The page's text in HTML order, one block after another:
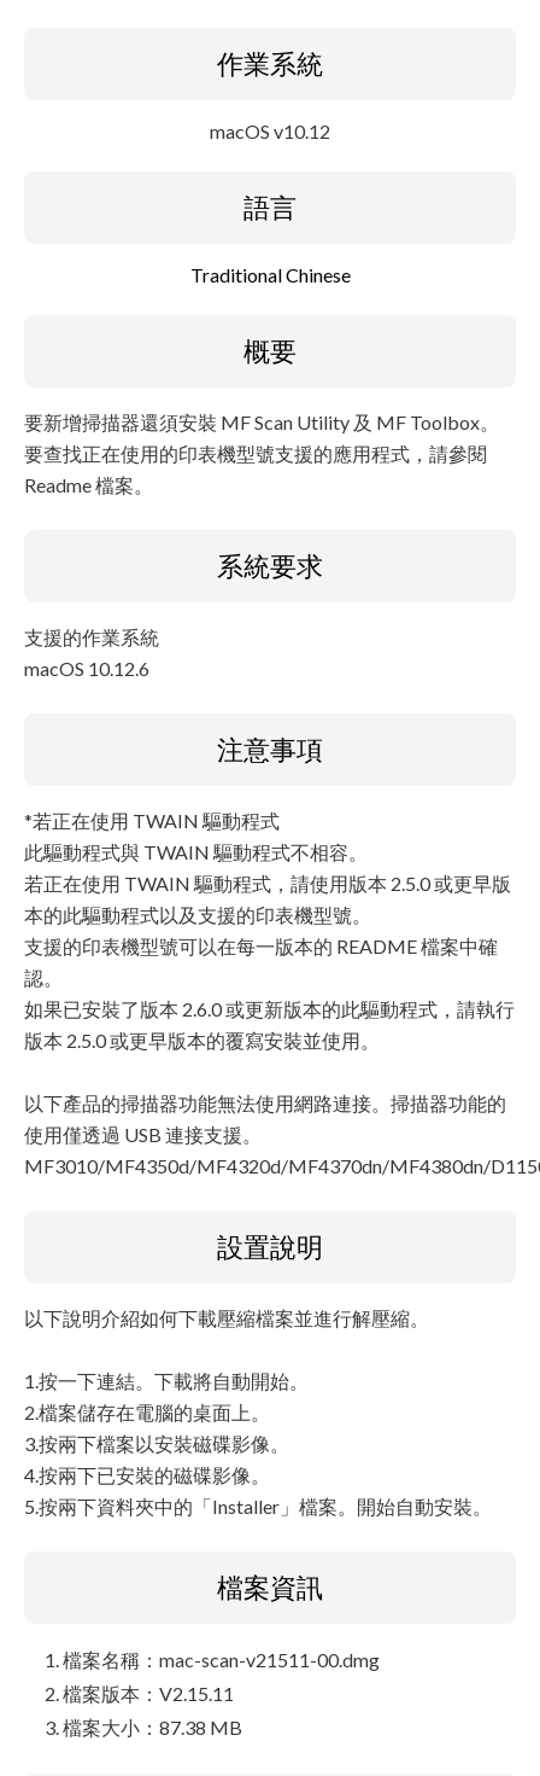
作業系統
macOS v10.12
語言
Traditional Chinese
概要
要新增掃描器還須安裝 MF Scan Utility 及 MF Toolbox。
要查找正在使用的印表機型號支援的應用程式，請參閱
Readme 檔案。
系統要求
支援的作業系統
macOS 10.12.6
注意事項
*若正在使用 TWAIN 驅動程式
此驅動程式與 TWAIN 驅動程式不相容。
若正在使用 TWAIN 驅動程式，請使用版本 2.5.0 或更早版
本的此驅動程式以及支援的印表機型號。
支援的印表機型號可以在每一版本的 README 檔案中確
認。
如果已安裝了版本 2.6.0 或更新版本的此驅動程式，請執行
版本 2.5.0 或更早版本的覆寫安裝並使用。
以下產品的掃描器功能無法使用網路連接。掃描器功能的
使用僅透過 USB 連接支援。
MF3010/MF4350d/MF4320d/MF4370dn/MF4380dn/
設置說明
以下說明介紹如何下載壓縮檔案並進行解壓縮。
1.按一下連結。下載將自動開始。
2.檔案儲存在電腦的桌面上。
3.按兩下檔案以安裝磁碟影像。
4.按兩下已安裝的磁碟影像。
5.按兩下資料夾中的「Installer」檔案。開始自動安裝。
檔案資訊
檔案名稱：mac-scan-v21511-00.dmg
檔案版本：V2.15.11
檔案大小：87.38 MB